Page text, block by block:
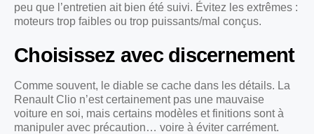
peu que l’entretien ait bien été suivi. Évitez les extrêmes :
moteurs trop faibles ou trop puissants/mal conçus.
Choisissez avec discernement
Comme souvent, le diable se cache dans les détails. La
Renault Clio n’est certainement pas une mauvaise
voiture en soi, mais certains modèles et finitions sont à
manipuler avec précaution… voire à éviter carrément.